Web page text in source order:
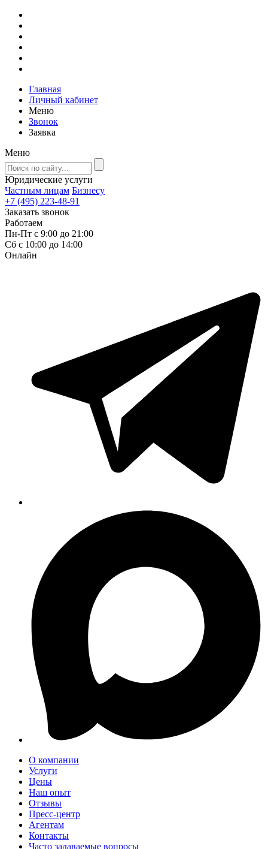
Главная
Личный кабинет
Меню
Звонок
Заявка
Меню
Юридические услуги
Частным лицам Бизнесу
+7 (495) 223-48-91
Заказать звонок
Работаем
Пн-Пт с 9:00 до 21:00
Сб с 10:00 до 14:00
Онлайн
О компании
Услуги
Цены
Наш опыт
Отзывы
Пресс-центр
Агентам
Контакты
Часто задаваемые вопросы